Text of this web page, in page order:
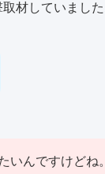
材していました
いんですけどね